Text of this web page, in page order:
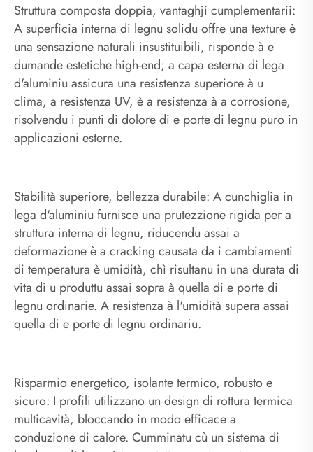
Struttura composta doppia, vantaghji cumplementarii:
A superficia interna di legnu solidu offre una texture è
una sensazione naturali insustituibili, risponde à e
dumande estetiche high-end; a capa esterna di lega
d'aluminiu assicura una resistenza superiore à u
clima, a resistenza UV, è a resistenza à a corrosione,
risolvendu i punti di dolore di e porte di legnu puro in
applicazioni esterne.
Stabilità superiore, bellezza durabile: A cunchiglia in
lega d'aluminiu furnisce una prutezzione rigida per a
struttura interna di legnu, riducendu assai a
deformazione è a cracking causata da i cambiamenti
di temperatura è umidità, chì risultanu in una durata di
vita di u produttu assai sopra à quella di e porte di
legnu ordinarie. A resistenza à l'umidità supera assai
quella di e porte di legnu ordinariu.
Risparmio energetico, isolante termico, robusto e
sicuro: I profili utilizzano un design di rottura termica
multicavità, bloccando in modo efficace a
conduzione di calore. Cumminatu cù un sistema di